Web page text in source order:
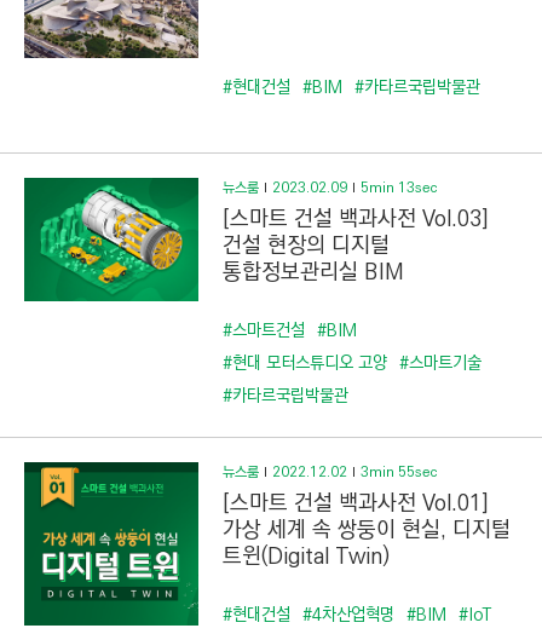
T
R
I
O
N
#현대건설 #BIM #카타르국립박물관
뉴스룸 2023.02.09 5min 13sec
[스마트 건설 백과사전 Vol.03]
건설 현장의 디지털
통합정보관리실 BIM
#스마트건설 #BIM
#현대 모터스튜디오 고양 #스마트기술
#카타르국립박물관
뉴스룸 2022.12.02 3min 55sec
[스마트 건설 백과사전 Vol.01]
가상 세계 속 쌍둥이 현실, 디지털
트윈(Digital Twin)
#현대건설 #4차산업혁명 #BIM #IoT